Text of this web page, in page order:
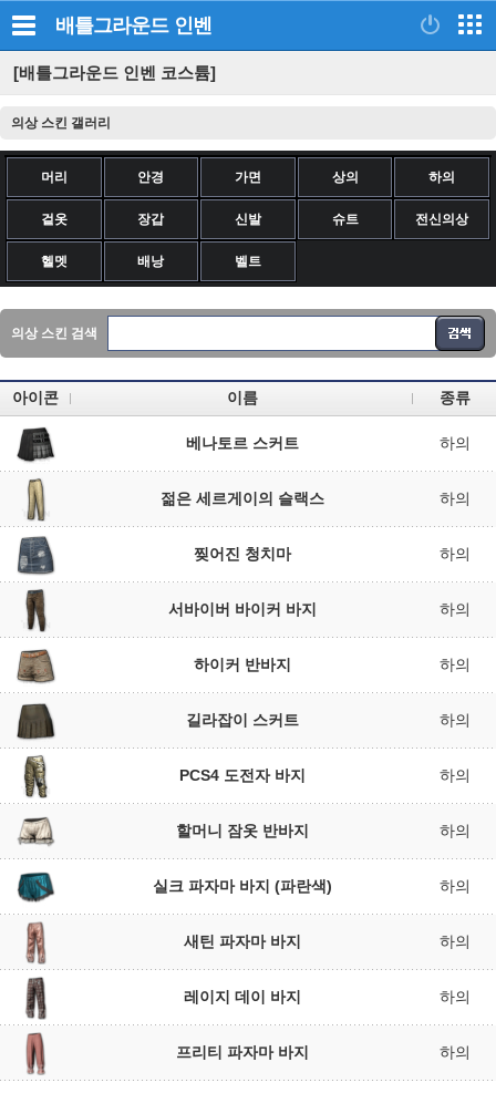
배틀그라운드 인벤
[배틀그라운드 인벤 코스튬]
의상 스킨 갤러리
머리 안경 가면 상의 하의
겉옷 장갑 신발 슈트 전신의상
헬멧 배낭 벨트
의상 스킨 검색
아이콘 이름 종류
베나토르 스커트 하의
젊은 세르게이의 슬랙스 하의
찢어진 청치마 하의
서바이버 바이커 바지 하의
하이커 반바지 하의
길라잡이 스커트 하의
PCS4 도전자 바지 하의
할머니 잠옷 반바지 하의
실크 파자마 바지 (파란색) 하의
새틴 파자마 바지 하의
레이지 데이 바지 하의
프리티 파자마 바지 하의